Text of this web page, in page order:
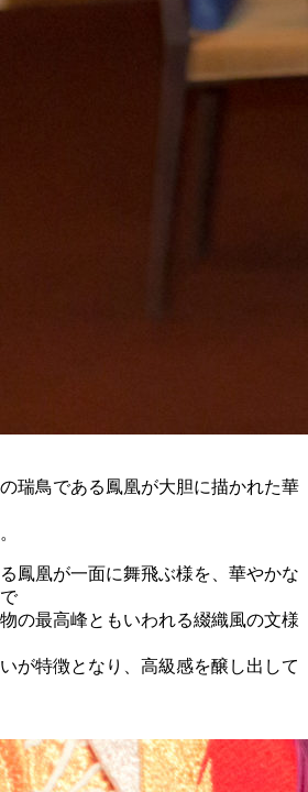
瑞鳥である鳳凰が大胆に描かれた華
鳳凰が一面に舞飛ぶ様を、華やかな
の最高峰ともいわれる綴織風の文様
が特徴となり、高級感を醸し出して